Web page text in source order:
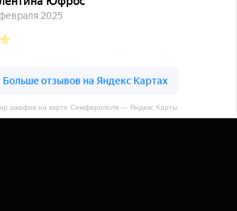
шкафов на карте Симферополя — Яндекс Карты